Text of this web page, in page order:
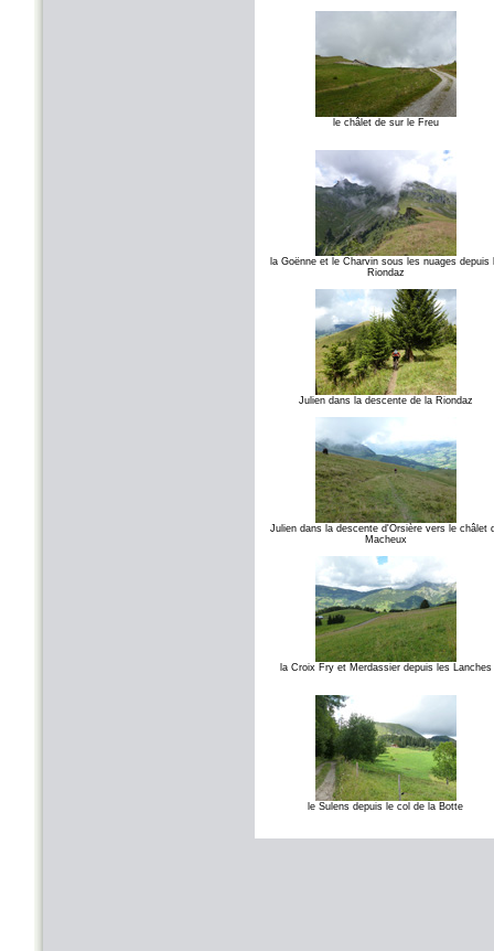
le châlet de sur le Freu
la Goënne et le Charvin sous les nuages depuis
Riondaz
Julien dans la descente de la Riondaz
Julien dans la descente d'Orsière vers le châlet
Macheux
la Croix Fry et Merdassier depuis les Lanches
le Sulens depuis le col de la Botte